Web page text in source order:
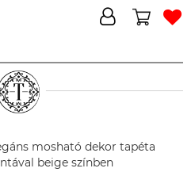
mosható dekor tapéta
beige színben